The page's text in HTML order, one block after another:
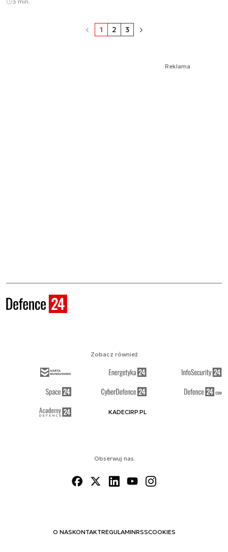
1 2 3
Reklama
Obserwuj nas
O NASKONTAKTREGULAMINRSSCOOKIES
Zobacz również
KADECIRP.PL